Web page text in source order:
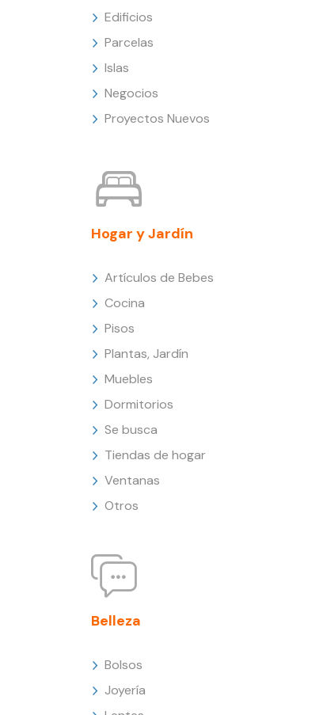
Edificios
Parcelas
Islas
Negocios
Proyectos Nuevos
Hogar y Jardín
Artículos de Bebes
Cocina
Pisos
Plantas, Jardín
Muebles
Dormitorios
Se busca
Tiendas de hogar
Ventanas
Otros
Belleza
Bolsos
Joyería